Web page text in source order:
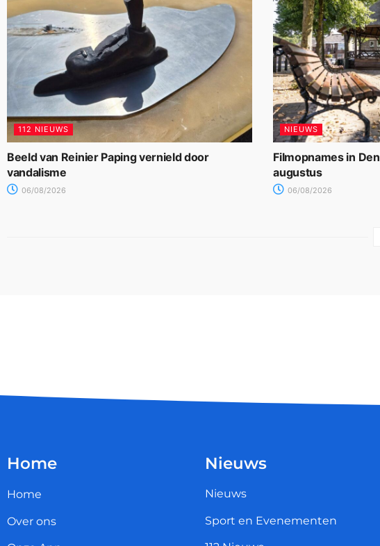
112 NIEUWS
Beeld van Reinier Paping vernield door
vandalisme
06/08/2026
NIEUWS
Filmopnames in
augustus
06/08/2026
Home
Home
Over ons
Nieuws
Nieuws
Sport en Evenementen